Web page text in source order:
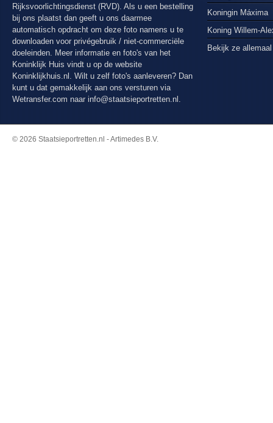
Rijksvoorlichtingsdienst (RVD). Als u een bestelling
bij ons plaatst dan geeft u ons daarmee
automatisch opdracht om deze foto namens u te
downloaden voor privégebruik / niet-commerciële
doeleinden. Meer informatie en foto's van het
Koninklijk Huis vindt u op de website
Koninklijkhuis.nl. Wilt u zelf foto's aanleveren? Dan
kunt u dat gemakkelijk aan ons versturen via
Wetransfer.com naar info@staatsieportretten.nl.
Koningin Máxima
Koning Willem-
Bekijk ze allemaal
© 2026 Staatsieportretten.nl - Artimedes B.V.